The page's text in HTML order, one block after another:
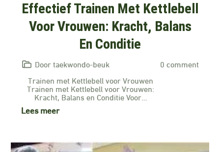
Effectief Trainen Met Kettlebell
Voor Vrouwen: Kracht, Balans
En Conditie
Door taekwondo-beuk
0 comment
Trainen met Kettlebell voor Vrouwen
Trainen met Kettlebell voor Vrouwen:
Kracht, Balans en Conditie Voor…
Lees meer